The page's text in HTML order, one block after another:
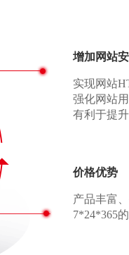
增加网站
实现网站
强化网站
有利于提
价格优势
产品丰富
7*24*365